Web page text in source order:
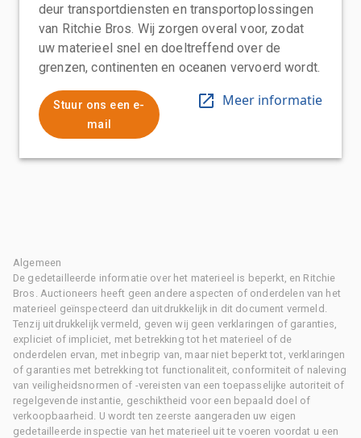
deur transportdiensten en transportoplossingen
van Ritchie Bros. Wij zorgen overal voor, zodat
uw materieel snel en doeltreffend over de
grenzen, continenten en oceanen vervoerd wordt.
Stuur ons een e-
mail
Meer informatie
Algemeen
De gedetailleerde informatie over het materieel is beperkt, en Ritchie
Bros. Auctioneers heeft geen andere aspecten of onderdelen van het
materieel geïnspecteerd dan uitdrukkelijk in dit document vermeld.
Tenzij uitdrukkelijk vermeld, geven wij geen verklaringen of garanties,
expliciet of impliciet, met betrekking tot het materieel of de
onderdelen ervan, met inbegrip van, maar niet beperkt tot, verklaringen
of garanties met betrekking tot functionaliteit, conformiteit of naleving
van veiligheidsnormen of -vereisten van een toepasselijke autoriteit of
regelgevende instantie, geschiktheid voor een bepaald doel of
verkoopbaarheid. U wordt ten zeerste aangeraden uw eigen
gedetailleerde inspectie van het materieel uit te voeren voordat u een